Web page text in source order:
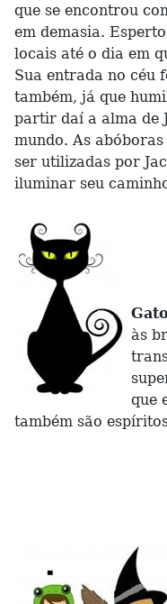
que se encontrou
em demasia.
locais até o dia em
Sua entrada no céu
também, já que
partir daí a alma de
mundo. As
ser utilizadas por
iluminar seu
às
que
também são